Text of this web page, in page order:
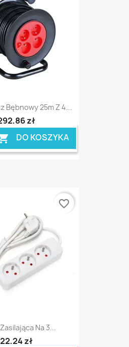
Bębnowy 25m Z 4...
zł
DO KOSZYKA
Na 3...
22,24 zł
favorite_border